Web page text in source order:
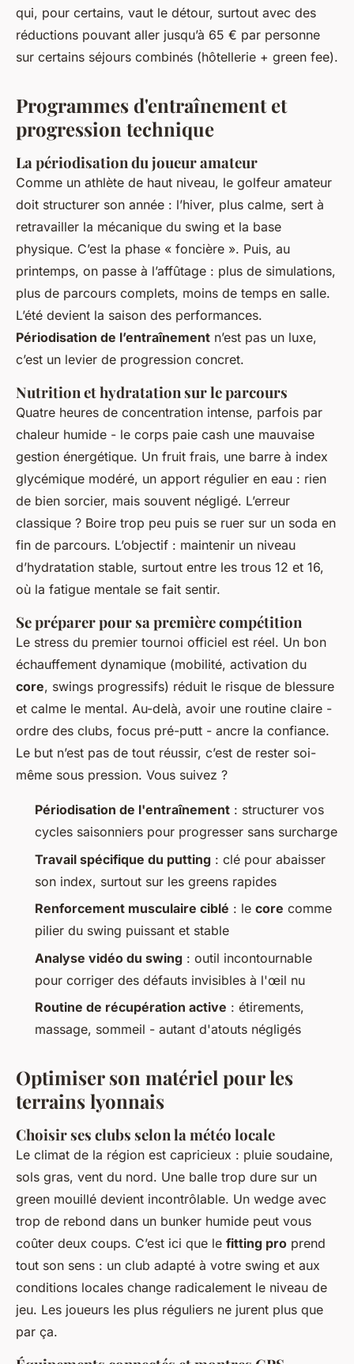
qui, pour certains, vaut le détour, surtout avec des
réductions pouvant aller jusqu’à 65 € par personne
sur certains séjours combinés (hôtellerie + green fee).
Programmes d'entraînement et
progression technique
La périodisation du joueur amateur
Comme un athlète de haut niveau, le golfeur amateur
doit structurer son année : l’hiver, plus calme, sert à
retravailler la mécanique du swing et la base
physique. C’est la phase « foncière ». Puis, au
printemps, on passe à l’affûtage : plus de simulations,
plus de parcours complets, moins de temps en salle.
L’été devient la saison des performances.
Périodisation de l’entraînement n’est pas un luxe,
c’est un levier de progression concret.
Nutrition et hydratation sur le parcours
Quatre heures de concentration intense, parfois par
chaleur humide - le corps paie cash une mauvaise
gestion énergétique. Un fruit frais, une barre à index
glycémique modéré, un apport régulier en eau : rien
de bien sorcier, mais souvent négligé. L’erreur
classique ? Boire trop peu puis se ruer sur un soda en
fin de parcours. L’objectif : maintenir un niveau
d’hydratation stable, surtout entre les trous 12 et 16,
où la fatigue mentale se fait sentir.
Se préparer pour sa première compétition
Le stress du premier tournoi officiel est réel. Un bon
échauffement dynamique (mobilité, activation du
core, swings progressifs) réduit le risque de blessure
et calme le mental. Au-delà, avoir une routine claire -
ordre des clubs, focus pré-putt - ancre la confiance.
Le but n’est pas de tout réussir, c’est de rester soi-
même sous pression. Vous suivez ?
Périodisation de l'entraînement : structurer vos
cycles saisonniers pour progresser sans surcharge
Travail spécifique du putting : clé pour abaisser
son index, surtout sur les greens rapides
Renforcement musculaire ciblé : le core comme
pilier du swing puissant et stable
Analyse vidéo du swing : outil incontournable
pour corriger des défauts invisibles à l'œil nu
Routine de récupération active : étirements,
massage, sommeil - autant d'atouts négligés
Optimiser son matériel pour les
terrains lyonnais
Choisir ses clubs selon la météo locale
Le climat de la région est capricieux : pluie soudaine,
sols gras, vent du nord. Une balle trop dure sur un
green mouillé devient incontrôlable. Un wedge avec
trop de rebond dans un bunker humide peut vous
coûter deux coups. C’est ici que le fitting pro prend
tout son sens : un club adapté à votre swing et aux
conditions locales change radicalement le niveau de
jeu. Les joueurs les plus réguliers ne jurent plus que
par ça.